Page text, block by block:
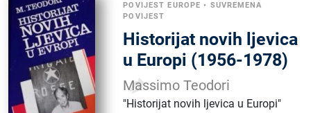
POVIJEST EUROPE • SUVREMENA
POVIJEST
Historijat novih ljevica
u Europi (1956-1978)
Massimo Teodori
"Historijat novih ljevica u Europi"